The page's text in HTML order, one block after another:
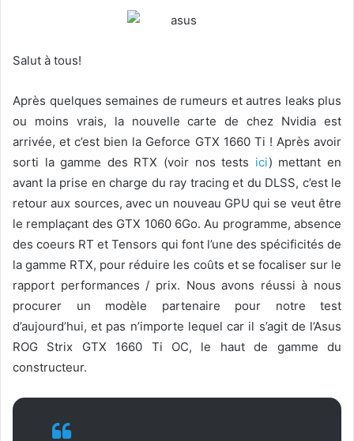
Salut à tous!
Après quelques semaines de rumeurs et autres leaks plus
ou moins vrais, la nouvelle carte de chez Nvidia est
arrivée, et c’est bien la Geforce GTX 1660 Ti ! Après avoir
sorti la gamme des RTX (voir nos tests ici) mettant en
avant la prise en charge du ray tracing et du DLSS, c’est le
retour aux sources, avec un nouveau GPU qui se veut être
le remplaçant des GTX 1060 6Go. Au programme, absence
des coeurs RT et Tensors qui font l’une des spécificités de
la gamme RTX, pour réduire les coûts et se focaliser sur le
rapport performances / prix. Nous avons réussi à nous
procurer un modèle partenaire pour notre test
d’aujourd’hui, et pas n’importe lequel car il s’agit de l’Asus
ROG Strix GTX 1660 Ti OC, le haut de gamme du
constructeur.